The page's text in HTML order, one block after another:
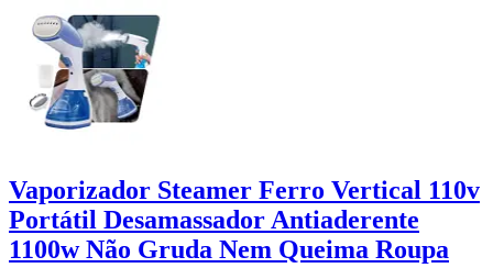
Vaporizador Steamer Ferro Vertical 110v
Portátil Desamassador Antiaderente
1100w Não Gruda Nem Queima Roupa